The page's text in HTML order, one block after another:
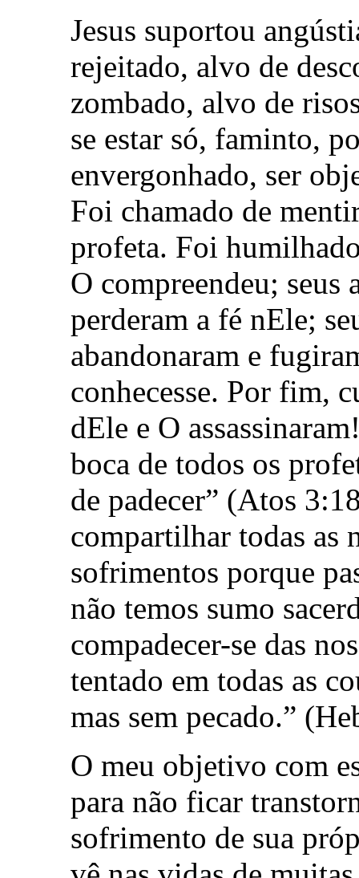
Jesus suportou
rejeitado, alvo de
zombado, alvo de
se estar só, faminto,
envergonhado, ser
Foi chamado de
profeta. Foi
O compreendeu; seus
perderam a fé nEle;
abandonaram e
conhecesse. Por fim,
dEle e O
boca de todos os
de padecer” (Atos
compartilhar todas as
sofrimentos porque
não temos sumo
compadecer-se das
tentado em todas as
mas sem pecado.”
O meu objetivo com
para não ficar
sofrimento de sua